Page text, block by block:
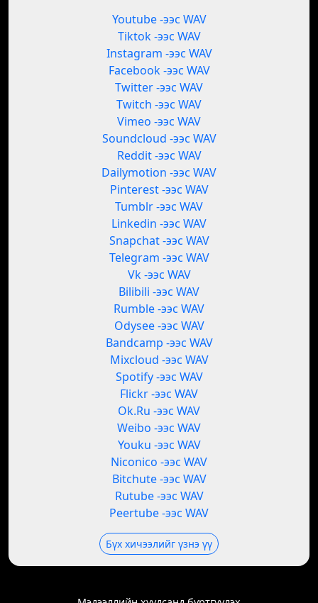
Youtube -ээс WAV
Tiktok -ээс WAV
Instagram -ээс WAV
Facebook -ээс WAV
Twitter -ээс WAV
Twitch -ээс WAV
Vimeo -ээс WAV
Soundcloud -ээс WAV
Reddit -ээс WAV
Dailymotion -ээс WAV
Pinterest -ээс WAV
Tumblr -ээс WAV
Linkedin -ээс WAV
Snapchat -ээс WAV
Telegram -ээс WAV
Vk -ээс WAV
Bilibili -ээс WAV
Rumble -ээс WAV
Odysee -ээс WAV
Bandcamp -ээс WAV
Mixcloud -ээс WAV
Spotify -ээс WAV
Flickr -ээс WAV
Ok.Ru -ээс WAV
Weibo -ээс WAV
Youku -ээс WAV
Niconico -ээс WAV
Bitchute -ээс WAV
Rutube -ээс WAV
Peertube -ээс WAV
Бүх хичээлийг үзнэ үү